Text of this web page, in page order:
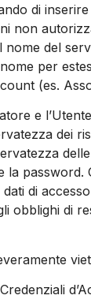
di
non
del
per
(es.
e
dei
la password.
di
obblighi di